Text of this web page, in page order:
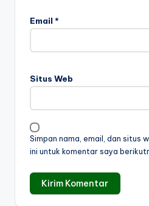
Email *
Situs Web
Simpan nama, email, dan situs
ini untuk komentar saya